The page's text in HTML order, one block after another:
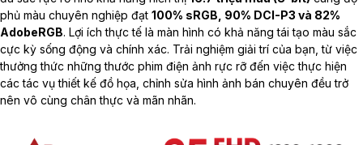
phủ màu chuyên nghiệp đạt 100% sRGB, 90% DCI-P3 và 82%
AdobeRGB. Lợi ích thực tế là màn hình có khả năng tái tạo màu sắc
cực kỳ sống động và chính xác. Trải nghiệm giải trí của bạn, từ việc
thưởng thức những thước phim điện ảnh rực rỡ đến việc thực hiện
các tác vụ thiết kế đồ họa, chỉnh sửa hình ảnh bán chuyên đều trở
nên vô cùng chân thực và mãn nhãn.